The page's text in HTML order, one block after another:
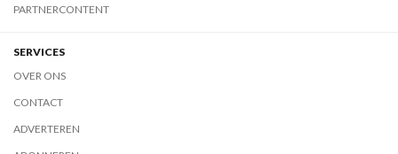
PARTNERCONTENT
SERVICES
OVER ONS
CONTACT
ADVERTEREN